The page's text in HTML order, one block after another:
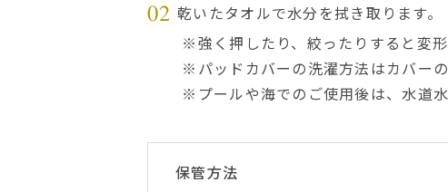
02 乾いたタオルで水分を拭き取ります。
※強く押したり、絞ったりすると変形
※パッドカバーの洗濯方法はカバー
※プールや海でのご使用後は、水道
保管方法